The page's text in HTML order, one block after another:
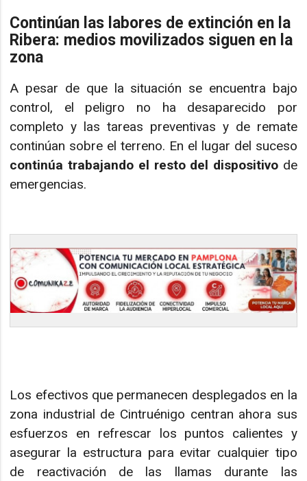
Continúan las labores de extinción en la
Ribera: medios movilizados siguen en la
zona
A pesar de que la situación se encuentra bajo
control, el peligro no ha desaparecido por
completo y las tareas preventivas y de remate
continúan sobre el terreno. En el lugar del suceso
continúa trabajando el resto del dispositivode
emergencias.
Los efectivos que permanecen desplegados en la
zona industrial de Cintruénigo centran ahora sus
esfuerzos en refrescar los puntos calientes y
asegurar la estructura para evitar cualquier tipo
de reactivación de las llamas durante las